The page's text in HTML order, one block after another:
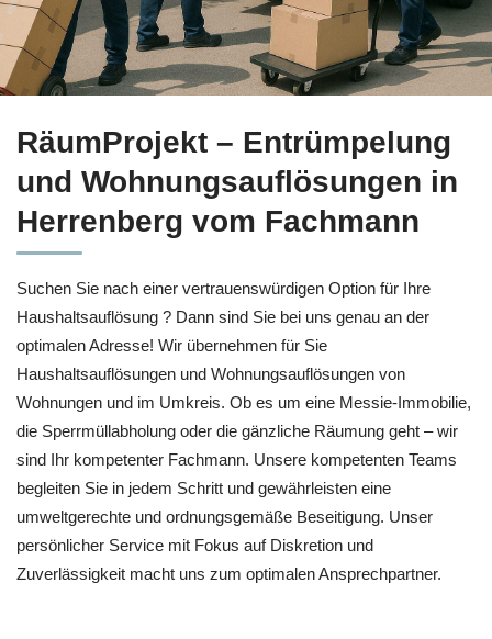
RäumProjekt – Entrümpelung
und Wohnungsauflösungen in
Herrenberg vom Fachmann
Suchen Sie nach einer vertrauenswürdigen Option für Ihre
Haushaltsauflösung ? Dann sind Sie bei uns genau an der
optimalen Adresse! Wir übernehmen für Sie
Haushaltsauflösungen und Wohnungsauflösungen von
Wohnungen und im Umkreis. Ob es um eine Messie-Immobilie,
die Sperrmüllabholung oder die gänzliche Räumung geht – wir
sind Ihr kompetenter Fachmann. Unsere kompetenten Teams
begleiten Sie in jedem Schritt und gewährleisten eine
umweltgerechte und ordnungsgemäße Beseitigung. Unser
persönlicher Service mit Fokus auf Diskretion und
Zuverlässigkeit macht uns zum optimalen Ansprechpartner.